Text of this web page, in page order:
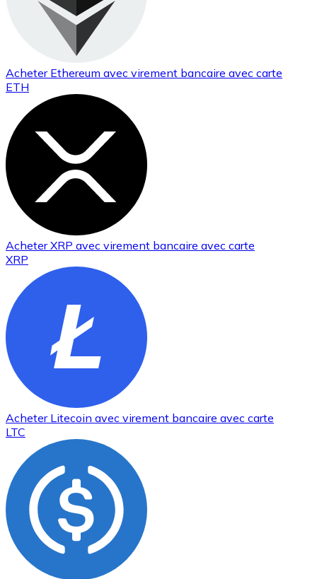
Acheter Ethereum avec virement bancaire avec carte
ETH
AcheterXRP avec virement bancaire avec carte
XRP
Acheter Litecoin avec virement bancaire avec carte
LTC